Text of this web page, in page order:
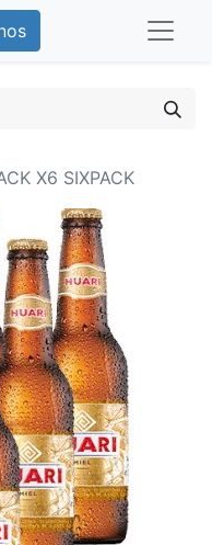
X6 SIXPACK